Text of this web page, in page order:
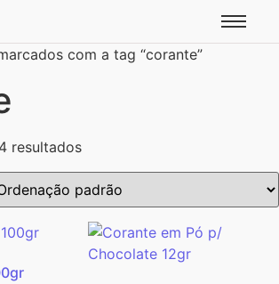
com a tag “corante”
resultados